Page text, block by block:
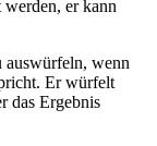
er kann
auswürfeln, wenn
Er würfelt
das Ergebnis